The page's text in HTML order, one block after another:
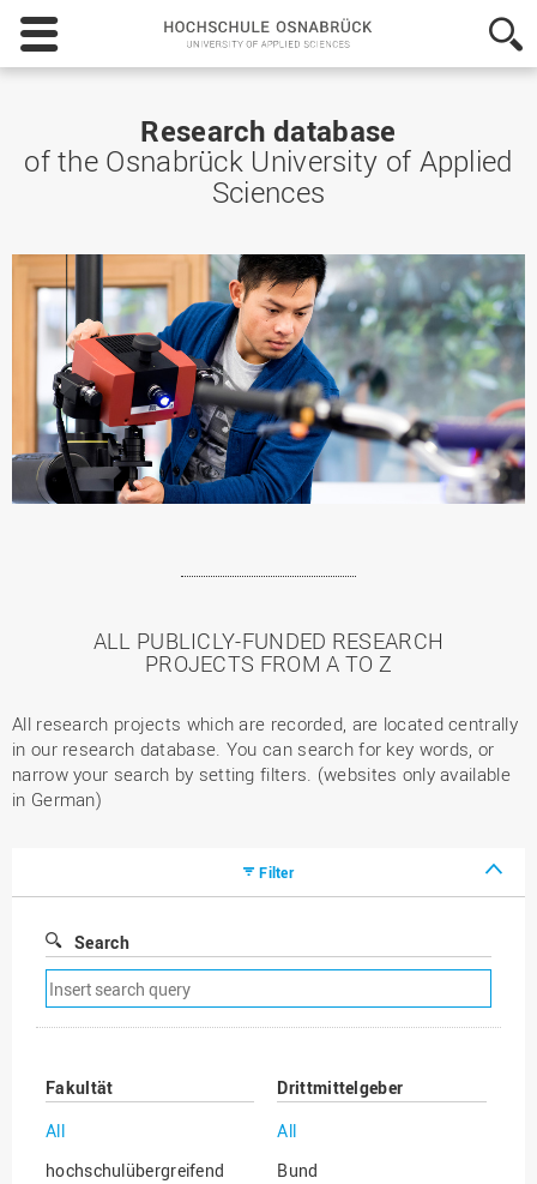
Hochschule
Osnabrück
-
Sciences
Research database
of the Osnabrück University of Applied
Sciences
ALL PUBLICLY-FUNDED RESEARCH
PROJECTS FROM A TO Z
All research projects which are recorded, are located centrally
in our research database. You can search for key words, or
narrow your search by setting filters. (websites only available
in German)
Filter
Search
Remove
search
filter
Fakultät
All
hochschulübergreifend
Drittmittelgeber
All
Bund